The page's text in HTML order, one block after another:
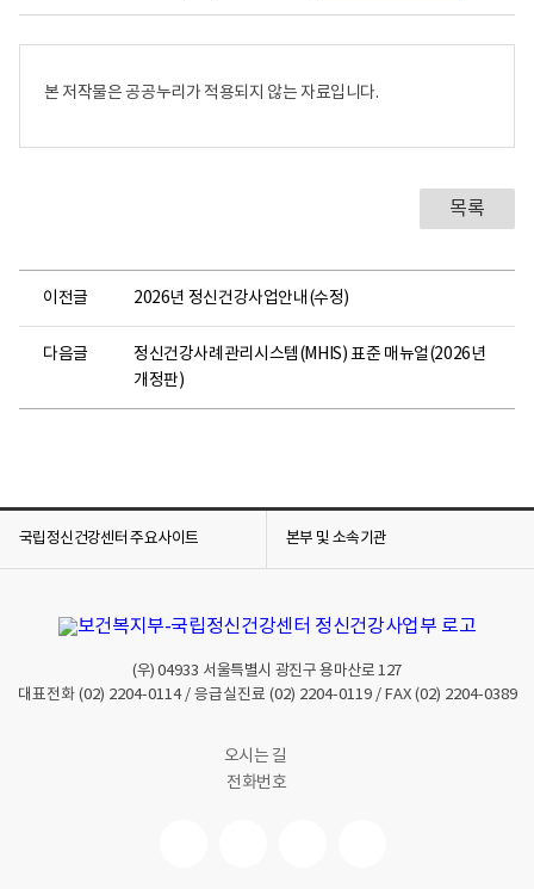
본 저작물은 공공누리가 적용되지 않는 자료입니다.
목록
이전글 2026년 정신건강사업안내(수정)
다음글
정신건강사례관리시스템(MHIS) 표준 매뉴얼(2026년
개정판)
국립정신건강센터 주요사이트 본부 및 소속기관
(우)04933 서울특별시 광진구 용마산로 127
대표전화 (02) 2204-0114/ 응급실진료 (02) 2204-0119/ FAX (02) 2204-0389
오시는 길
전화번호